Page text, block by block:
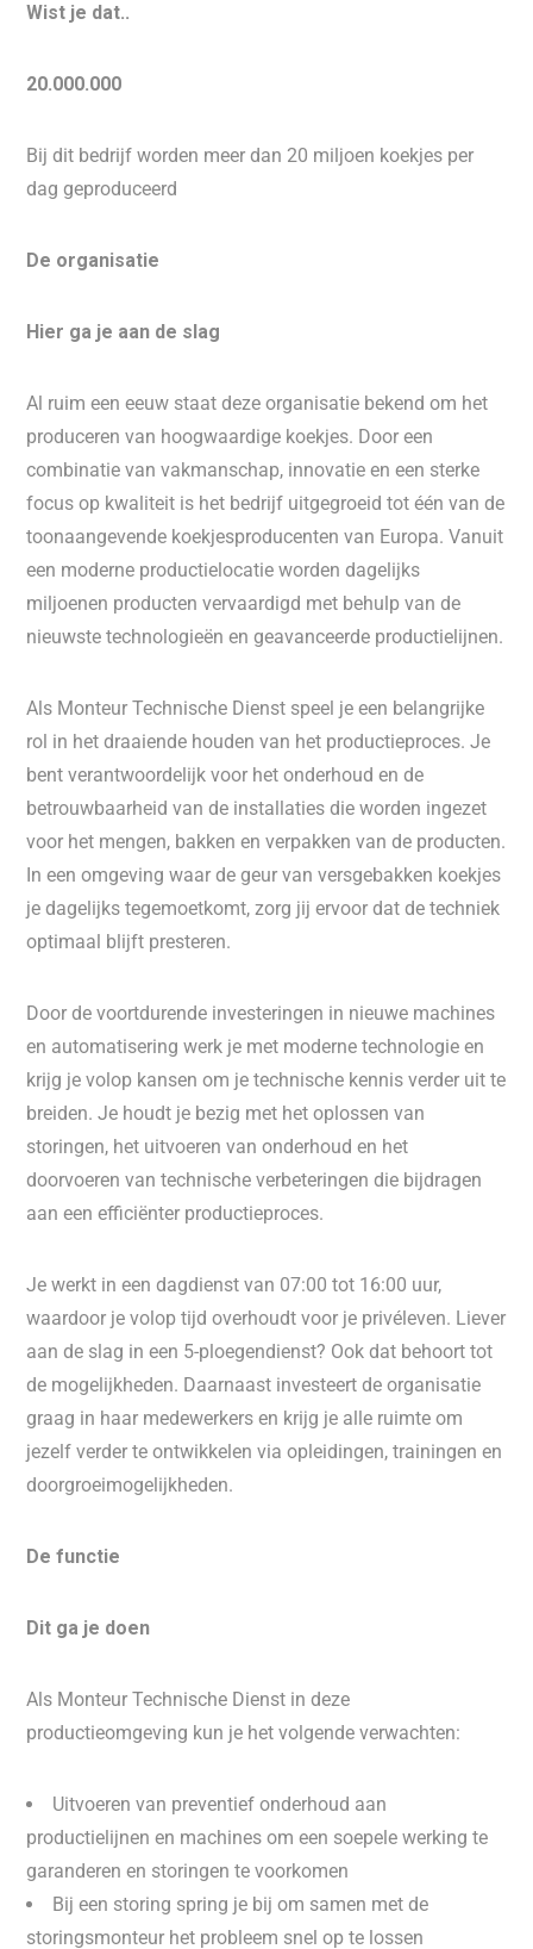
Wist je dat..
20.000.000
Bij dit bedrijf worden meer dan 20 miljoen koekjes per
dag geproduceerd
De organisatie
Hier ga je aan de slag
Al ruim een eeuw staat deze organisatie bekend om het
produceren van hoogwaardige koekjes. Door een
combinatie van vakmanschap, innovatie en een sterke
focus op kwaliteit is het bedrijf uitgegroeid tot één van de
toonaangevende koekjesproducenten van Europa. Vanuit
een moderne productielocatie worden dagelijks
miljoenen producten vervaardigd met behulp van de
nieuwste technologieën en geavanceerde productielijnen.
Als Monteur Technische Dienst speel je een belangrijke
rol in het draaiende houden van het productieproces. Je
bent verantwoordelijk voor het onderhoud en de
betrouwbaarheid van de installaties die worden ingezet
voor het mengen, bakken en verpakken van de producten.
In een omgeving waar de geur van versgebakken koekjes
je dagelijks tegemoetkomt, zorg jij ervoor dat de techniek
optimaal blijft presteren.
Door de voortdurende investeringen in nieuwe machines
en automatisering werk je met moderne technologie en
krijg je volop kansen om je technische kennis verder uit te
breiden. Je houdt je bezig met het oplossen van
storingen, het uitvoeren van onderhoud en het
doorvoeren van technische verbeteringen die bijdragen
aan een efficiënter productieproces.
Je werkt in een dagdienst van 07:00 tot 16:00 uur,
waardoor je volop tijd overhoudt voor je privéleven. Liever
aan de slag in een 5-ploegendienst? Ook dat behoort tot
de mogelijkheden. Daarnaast investeert de organisatie
graag in haar medewerkers en krijg je alle ruimte om
jezelf verder te ontwikkelen via opleidingen, trainingen en
doorgroeimogelijkheden.
De functie
Dit ga je doen
Als Monteur Technische Dienst in deze
productieomgeving kun je het volgende verwachten:
Uitvoeren van preventief onderhoud aan
productielijnen en machines om een soepele werking te
garanderen en storingen te voorkomen
Bij een storing spring je bij om samen met de
storingsmonteur het probleem snel op te lossen